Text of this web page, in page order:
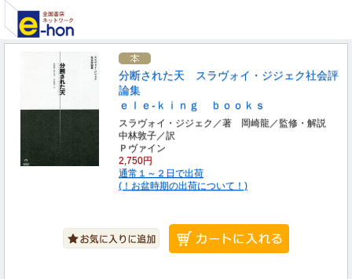
分断された天 スラヴォイ・ジジェク社会評
論集
ｅｌｅ‐ｋｉｎｇ ｂｏｏｋｓ
スラヴォイ・ジジェク／著 岡崎龍／監修・解説
中林敦子／訳
Ｐヴァイン
2,750円
通常１～２日で出荷
(！お盆時期の出荷について！)